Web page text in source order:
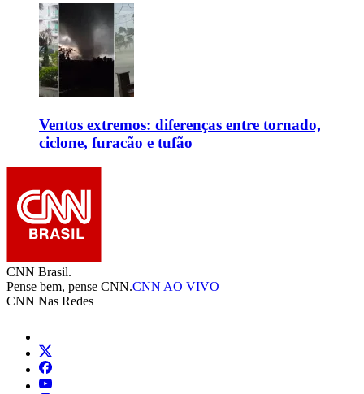
Ventos extremos: diferenças entre tornado,
ciclone, furacão e tufão
CNN Brasil.
Pense bem, pense CNN.CNN AO VIVO
CNN Nas Redes